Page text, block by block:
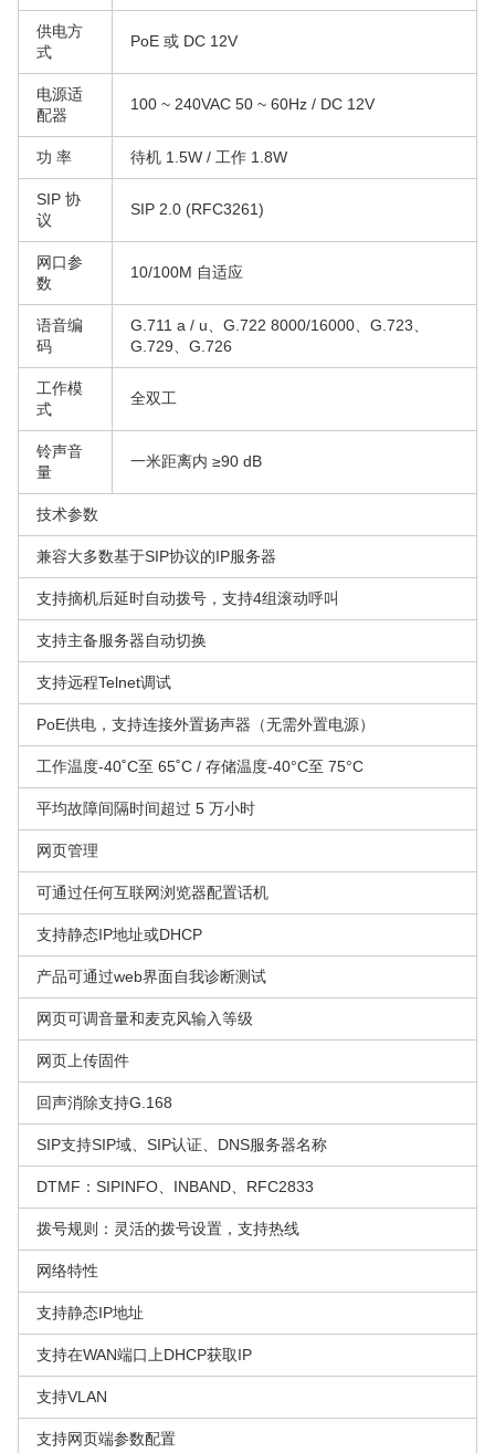
供电方
式
PoE 或 DC 12V
电源适
配器
100 ~ 240VAC 50 ~ 60Hz / DC 12V
功 率 待机 1.5W / 工作 1.8W
SIP 协
议
SIP 2.0 (RFC3261)
网口参
数
10/100M 自适应
语音编
码
G.711 a / u、G.722 8000/16000、G.723、
G.729、G.726
工作模
式
全双工
铃声音
量
一米距离内 ≥90 dB
技术参数
兼容大多数基于SIP协议的IP服务器
支持摘机后延时自动拨号，支持4组滚动呼叫
支持主备服务器自动切换
支持远程Telnet调试
PoE供电，支持连接外置扬声器（无需外置电源）
工作温度-40˚C至 65˚C / 存储温度-40°C至 75°C
平均故障间隔时间超过 5 万小时
网页管理
可通过任何互联网浏览器配置话机
支持静态IP地址或DHCP
产品可通过web界面自我诊断测试
网页可调音量和麦克风输入等级
网页上传固件
回声消除支持G.168
SIP支持SIP域、SIP认证、DNS服务器名称
DTMF：SIPINFO、INBAND、RFC2833
拨号规则：灵活的拨号设置，支持热线
网络特性
支持静态IP地址
支持在WAN端口上DHCP获取IP
支持VLAN
支持网页端参数配置